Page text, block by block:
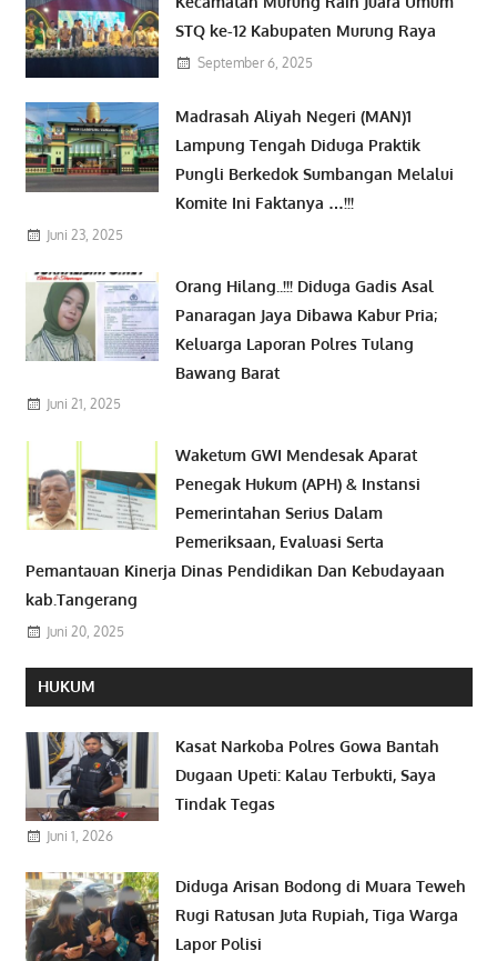
STQ ke-12 Kabupaten Murung Raya
September 6, 2025
Madrasah Aliyah Negeri (MAN)1
Lampung Tengah Diduga Praktik
Pungli Berkedok Sumbangan Melalui
Komite Ini Faktanya …!!!
Juni 23, 2025
Orang Hilang..!!! Diduga Gadis Asal
Panaragan Jaya Dibawa Kabur Pria;
Keluarga Laporan Polres Tulang
Bawang Barat
Juni 21, 2025
Waketum GWI Mendesak Aparat
Penegak Hukum (APH) & Instansi
Pemerintahan Serius Dalam
Pemeriksaan, Evaluasi Serta
Pemantauan Kinerja Dinas Pendidikan Dan Kebudayaan
kab.Tangerang
Juni 20, 2025
HUKUM
Kasat Narkoba Polres Gowa Bantah
Dugaan Upeti: Kalau Terbukti, Saya
Tindak Tegas
Juni 1, 2026
Diduga Arisan Bodong di Muara Teweh
Rugi Ratusan Juta Rupiah, Tiga Warga
Lapor Polisi